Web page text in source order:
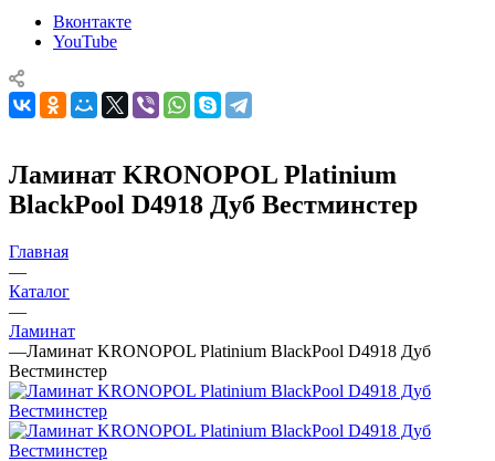
Вконтакте
YouTube
Ламинат KRONOPOL Platinium
BlackPool D4918 Дуб Вестминстер
Главная
—
Каталог
—
Ламинат
—Ламинат KRONOPOL Platinium BlackPool D4918 Дуб
Вестминстер